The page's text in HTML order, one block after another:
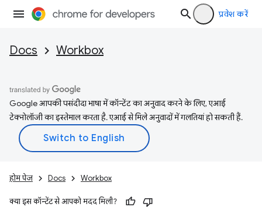
प्रवेश करें
Docs Workbox
Google आपकी पसंदीदा भाषा में कॉन्टेंट का अनुवाद करने के लिए, एआई
टेक्नोलॉजी का इस्तेमाल करता है. एआई से मिले अनुवादों में गलतियां हो सकती हैं.
होम पेज Docs Workbox
क्या इस कॉन्टेंट से आपको मदद मिली?